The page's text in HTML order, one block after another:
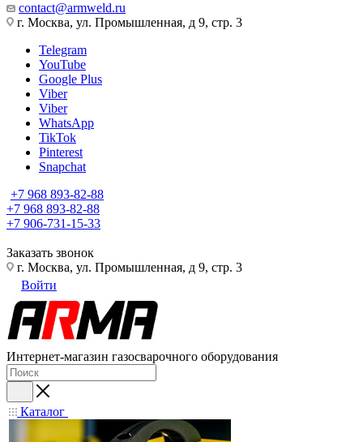
contact@armweld.ru
г. Москва, ул. Промышленная, д 9, стр. 3
Telegram
YouTube
Google Plus
Viber
Viber
WhatsApp
TikTok
Pinterest
Snapchat
+7 968 893-82-88
+7 968 893-82-88
+7 906-731-15-33
Заказать звонок
г. Москва, ул. Промышленная, д 9, стр. 3
Войти
Интернет-магазин газосварочного оборудования
Каталог